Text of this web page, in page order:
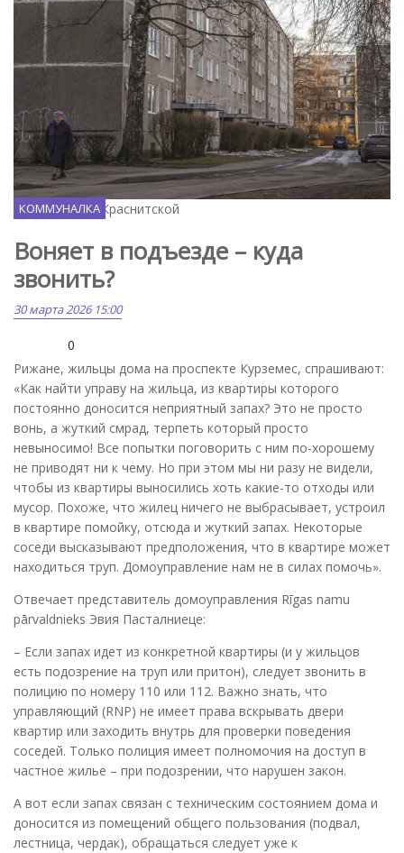
Фото Вилены Краснитской
КОММУНАЛКА
Воняет в подъезде – куда
звонить?
30 марта 2026 15:00
0
Рижане, жильцы дома на проспекте Курземес, спрашивают:
«Как найти управу на жильца, из квартиры которого
постоянно доносится неприятный запах? Это не просто
вонь, а жуткий смрад, терпеть который просто
невыносимо! Все попытки поговорить с ним по-хорошему
не приводят ни к чему. Но при этом мы ни разу не видели,
чтобы из квартиры выносились хоть какие-то отходы или
мусор. Похоже, что жилец ничего не выбрасывает, устроил
в квартире помойку, отсюда и жуткий запах. Некоторые
соседи высказывают предположения, что в квартире может
находиться труп. Домоуправление нам не в силах помочь».
Отвечает представитель домоуправления Rīgas namu
pārvaldnieks Эвия Пасталниеце:
– Если запах идет из конкретной квартиры (и у жильцов
есть подозрение на труп или притон), следует звонить в
полицию по номеру 110 или 112. Важно знать, что
управляющий (RNP) не имеет права вскрывать двери
квартир или заходить внутрь для проверки поведения
соседей. Только полиция имеет полномочия на доступ в
частное жилье – при подозрении, что нарушен закон.
А вот если запах связан с техническим состоянием дома и
доносится из помещений общего пользования (подвал,
лестница, чердак), обращаться следует уже к